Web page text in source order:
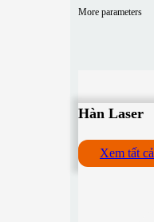
More parameters
Hàn Laser
Xem tất cả